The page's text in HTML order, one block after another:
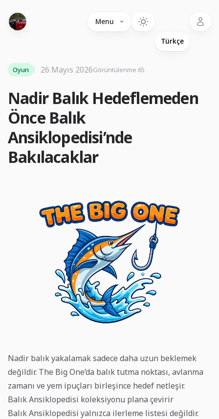
Menu
Nadir Balık Hedeflemeden
Önce Balık
Ansiklopedisi’nde
Bakılacaklar
Oyun 26 Mayıs 2026Görüntülenme 65
Nadir balık yakalamak sadece daha uzun beklemek
değildir. The Big One’da balık tutma noktası, avlanma
zamanı ve yem ipuçları birleşince hedef netleşir.
Balık Ansiklopedisi koleksiyonu plana çevirir
Balık Ansiklopedisi yalnızca ilerleme listesi değildir.